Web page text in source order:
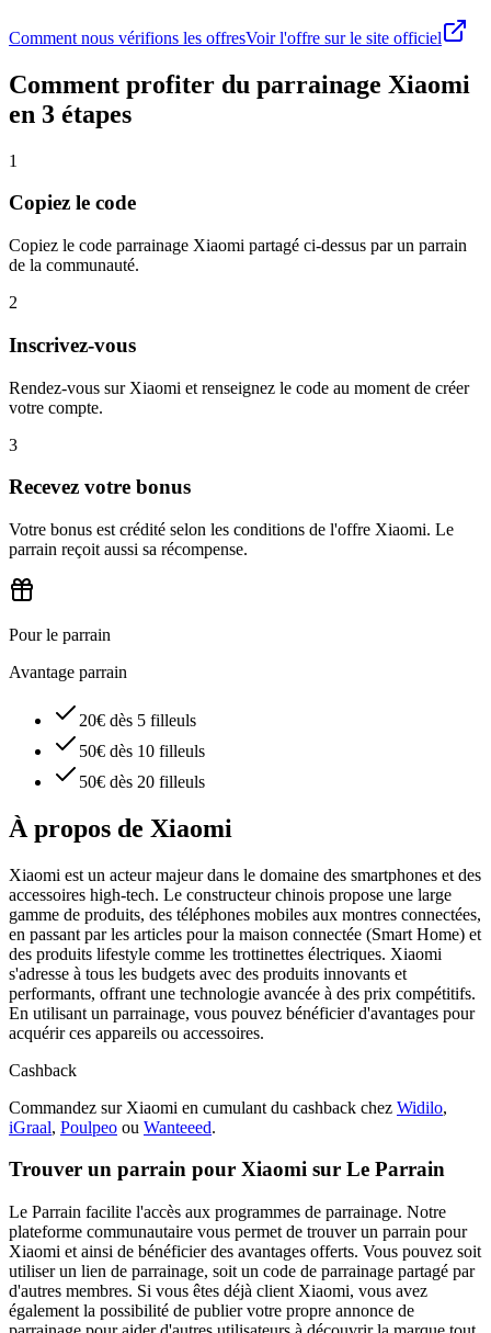
Comment nous vérifions les offresVoir l'offre sur le site officiel
Comment profiter du parrainage Xiaomi
en 3 étapes
1
Copiez le code
Copiez le code parrainage Xiaomi partagé ci-dessus par un parrain
de la communauté.
2
Inscrivez-vous
Rendez-vous sur Xiaomi et renseignez le code au moment de créer
votre compte.
3
Recevez votre bonus
Votre bonus est crédité selon les conditions de l'offre Xiaomi. Le
parrain reçoit aussi sa récompense.
Pour le parrain
Avantage parrain
20€ dès 5 filleuls
50€ dès 10 filleuls
50€ dès 20 filleuls
À propos de Xiaomi
Xiaomi est un acteur majeur dans le domaine des smartphones et des
accessoires high-tech. Le constructeur chinois propose une large
gamme de produits, des téléphones mobiles aux montres connectées,
en passant par les articles pour la maison connectée (Smart Home) et
des produits lifestyle comme les trottinettes électriques. Xiaomi
s'adresse à tous les budgets avec des produits innovants et
performants, offrant une technologie avancée à des prix compétitifs.
En utilisant un parrainage, vous pouvez bénéficier d'avantages pour
acquérir ces appareils ou accessoires.
Cashback
Commandez sur Xiaomi en cumulant du cashback chez Widilo,
iGraal, Poulpeo ou Wanteeed.
Trouver un parrain pour Xiaomi sur Le Parrain
Le Parrain facilite l'accès aux programmes de parrainage. Notre
plateforme communautaire vous permet de trouver un parrain pour
Xiaomi et ainsi de bénéficier des avantages offerts. Vous pouvez soit
utiliser un lien de parrainage, soit un code de parrainage partagé par
d'autres membres. Si vous êtes déjà client Xiaomi, vous avez
également la possibilité de publier votre propre annonce de